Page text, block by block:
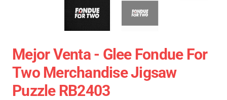
Mejor Venta - Glee Fondue For
Two Merchandise Jigsaw
Puzzle RB2403